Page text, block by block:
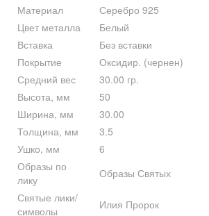
Материал
Серебро 925
Цвет металла
Белый
Вставка
Без вставки
Покрытие
Оксидир. (чернен)
Средний вес
30.00 гр.
Высота, мм
50
Ширина, мм
30.00
Толщина, мм
3.5
Ушко, мм
6
Образы по
лику
Образы Святых
Святые лики/
символы
Илия Пророк